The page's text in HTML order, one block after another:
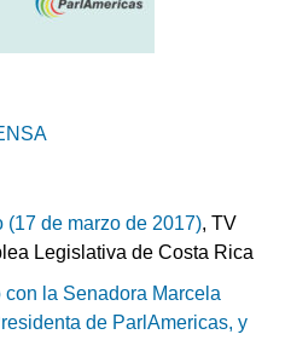
(17 de marzo de 2017), TV
Legislativa de Costa Rica
con la Senadora Marcela
de ParlAmericas, y